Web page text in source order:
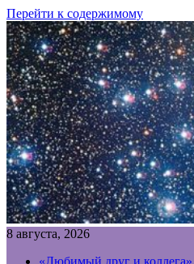
Перейти к содержимому
8 августа, 2026
«Любимый друг и